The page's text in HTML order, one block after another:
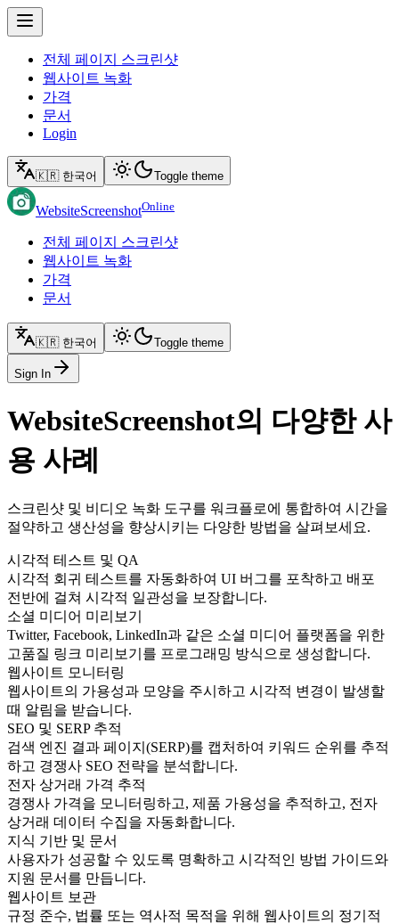
전체 페이지 스크린샷
웹사이트 녹화
가격
문서
Login
🇰🇷 한국어 Toggle theme
WebsiteScreenshotOnline
전체 페이지 스크린샷
웹사이트 녹화
가격
문서
🇰🇷 한국어 Toggle theme
Sign In
WebsiteScreenshot의 다양한 사
용 사례
스크린샷 및 비디오 녹화 도구를 워크플로에 통합하여 시간을
절약하고 생산성을 향상시키는 다양한 방법을 살펴보세요.
시각적 테스트 및 QA
시각적 회귀 테스트를 자동화하여 UI 버그를 포착하고 배포
전반에 걸쳐 시각적 일관성을 보장합니다.
소셜 미디어 미리보기
Twitter, Facebook, LinkedIn과 같은 소셜 미디어 플랫폼을 위한
고품질 링크 미리보기를 프로그래밍 방식으로 생성합니다.
웹사이트 모니터링
웹사이트의 가용성과 모양을 주시하고 시각적 변경이 발생할
때 알림을 받습니다.
SEO 및 SERP 추적
검색 엔진 결과 페이지(SERP)를 캡처하여 키워드 순위를 추적
하고 경쟁사 SEO 전략을 분석합니다.
전자 상거래 가격 추적
경쟁사 가격을 모니터링하고, 제품 가용성을 추적하고, 전자
상거래 데이터 수집을 자동화합니다.
지식 기반 및 문서
사용자가 성공할 수 있도록 명확하고 시각적인 방법 가이드와
지원 문서를 만듭니다.
웹사이트 보관
규정 준수, 법률 또는 역사적 목적을 위해 웹사이트의 정기적